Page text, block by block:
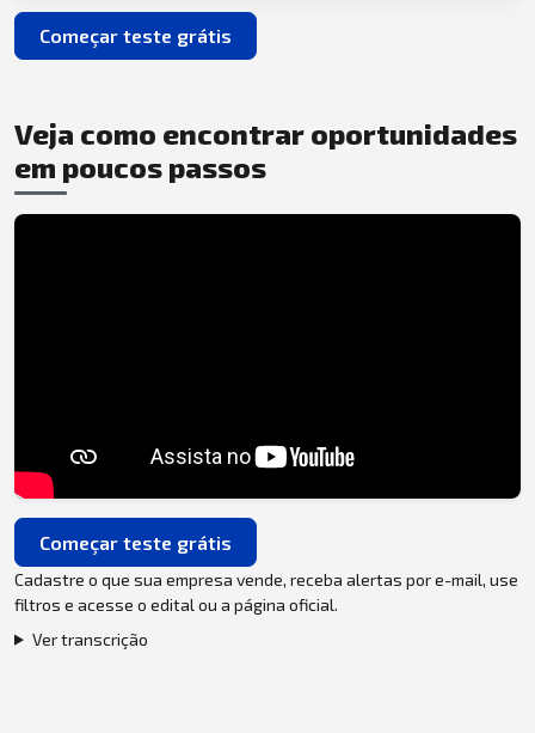
Começar teste grátis
Veja como encontrar oportunidades
em poucos passos
Começar teste grátis
Cadastre o que sua empresa vende, receba alertas por e-mail, use
filtros e acesse o edital ou a página oficial.
Ver transcrição